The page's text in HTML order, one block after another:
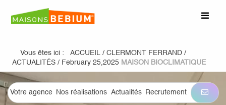
Vous êtes ici : ACCUEIL / CLERMONT FERRAND /
ACTUALITÉS / February 25,2025 MAISON BIOCLIMATIQUE
Votre agence Nos réalisations Actualités Recrutement